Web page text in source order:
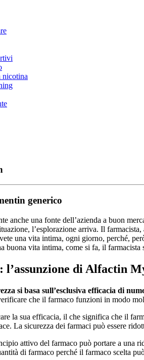
nicotina
generico
anche una fonte dell’azienda a buon
l’esplorazione arriva. Il
una vita intima, ogni giorno, perché,
buona vita intima, come si fa, il farmacista
l’assunzione di Alfactin
si basa sull’esclusiva efficacia di
che il farmaco funzioni in modo
la sua efficacia, il che significa che il
La sicurezza dei farmaci può essere
attivo del farmaco può portare a una
di farmaco perché il farmaco scelta